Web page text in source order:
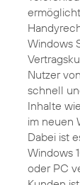
Windows
Nutzer
schnell
Inhalte
im neuen
Dabei ist
Windows
oder PC